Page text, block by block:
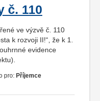
č. 110
ve výzvě č. 110
k rozvoji II!“, že k 1.
evidence
pro: Příjemce